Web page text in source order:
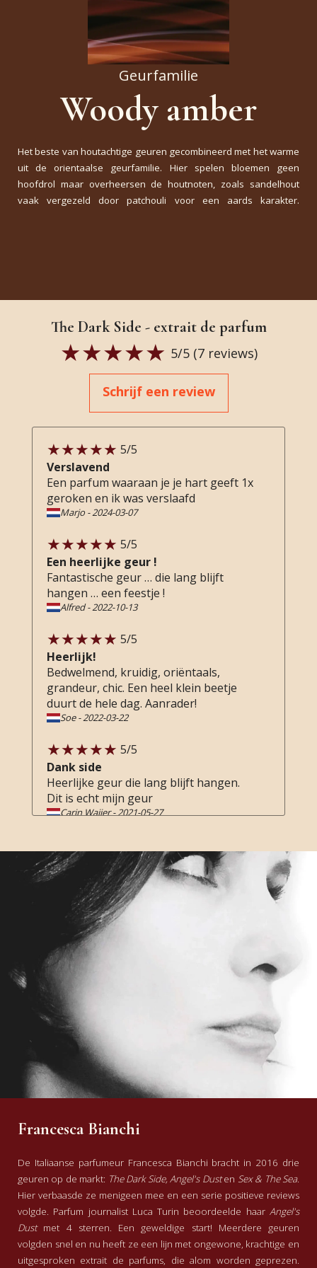
Geurfamilie
Woody amber
Het beste van houtachtige geuren gecombineerd met het warme
uit de orientaalse geurfamilie. Hier spelen bloemen geen
hoofdrol maar overheersen de houtnoten, zoals sandelhout
vaak vergezeld door patchouli voor een aards karakter.
The Dark Side - extrait de parfum
5/5 (7reviews)
Schrijf een review
5/5
Verslavend
Een parfum waaraan je je hart geeft 1x
geroken en ik was verslaafd
Marjo -2024-03-07
5/5
Een heerlijke geur !
Fantastische geur … die lang blijft
hangen … een feestje !
Alfred-2022-10-13
5/5
Heerlijk!
Bedwelmend, kruidig, oriëntaals,
grandeur, chic. Een heel klein beetje
duurt de hele dag. Aanrader!
Soe-2022-03-22
5/5
Dank side
Heerlijke geur die lang blijft hangen.
Dit is echt mijn geur
Carin Waijer-2021-05-27
Terug naar toen
Een parfum die mij op het lijf
geschreven is en mij mee neemt naar
lang vervlogen tijden. De geur draag ik
de hele dag met me mee, dus geniet er
optimaal van
Lees meer
Veronica van den Boom
ontroerend parfum
Op een of andere manier raakt dit
parfum je diepste zintuigen aan, echt
heel bijzonder. Het mooie pakje, met
de handgeschreven kaart erbij voelt
als een cadeautje. Altijd weer fijn om
Lounge. En dank voor het extra
sampletje!
Lees meer
Enchantment in the forest.
I was looking for a nice non-church-
like incense smell, but The Dark Side is
so much more than that. Incense and
styrax are very clearly present, but the
honey and cedar make it feel like you
are walking in a soothing pine forest.
Lees meer
Anonymous- 2018-07-04
Francesca Bianchi
De Italiaanse parfumeur Francesca Bianchi bracht in 2016 drie
geuren op de markt: The Dark Side, Angel's Dusten Sex & The Sea.
Hier verbaasde ze menigeen mee en een serie positieve reviews
volgde. Parfum journalist Luca Turin beoordeelde haar Angel's
Dust met 4 sterren. Een geweldige start! Meerdere geuren
volgden snel en nu heeft ze een lijn met ongewone, krachtige en
uitgesproken extrait de parfums, die alom worden geprezen.